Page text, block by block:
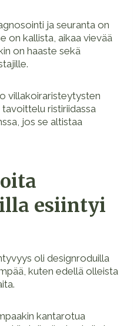
ja seuranta on
on kallista, aikaa vievää
on haaste sekä
villakoiraristeytysten
ristiriidassa
jos se altistaa
esiintyi
oli designroduilla
kuten edellä olleista
kantarotua